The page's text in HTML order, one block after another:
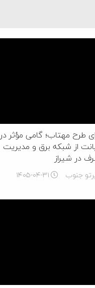
طرح مهتاب؛ گامی مؤثر در
از شبکه برق و مدیریت
در شیراز
جنوب ۱۴۰۵-۰۴-۳۱